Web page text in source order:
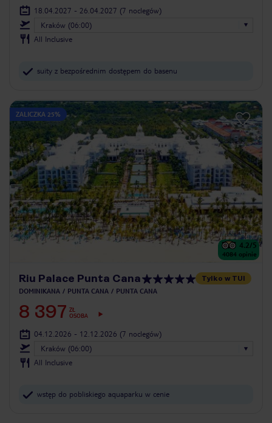
18.04.2027 - 26.04.2027 (7 noclegów)
Kraków (06:00)
All Inclusive
suity z bezpośrednim dostępem do basenu
ZALICZKA 25%
4.2/5
4084 opinie
Riu Palace Punta Cana Tylko w TUI
DOMINIKANA PUNTA CANA PUNTA CANA
8 397 ZŁ
OSOBA
04.12.2026 - 12.12.2026 (7 noclegów)
Kraków (06:00)
All Inclusive
wstęp do pobliskiego aquaparku w cenie